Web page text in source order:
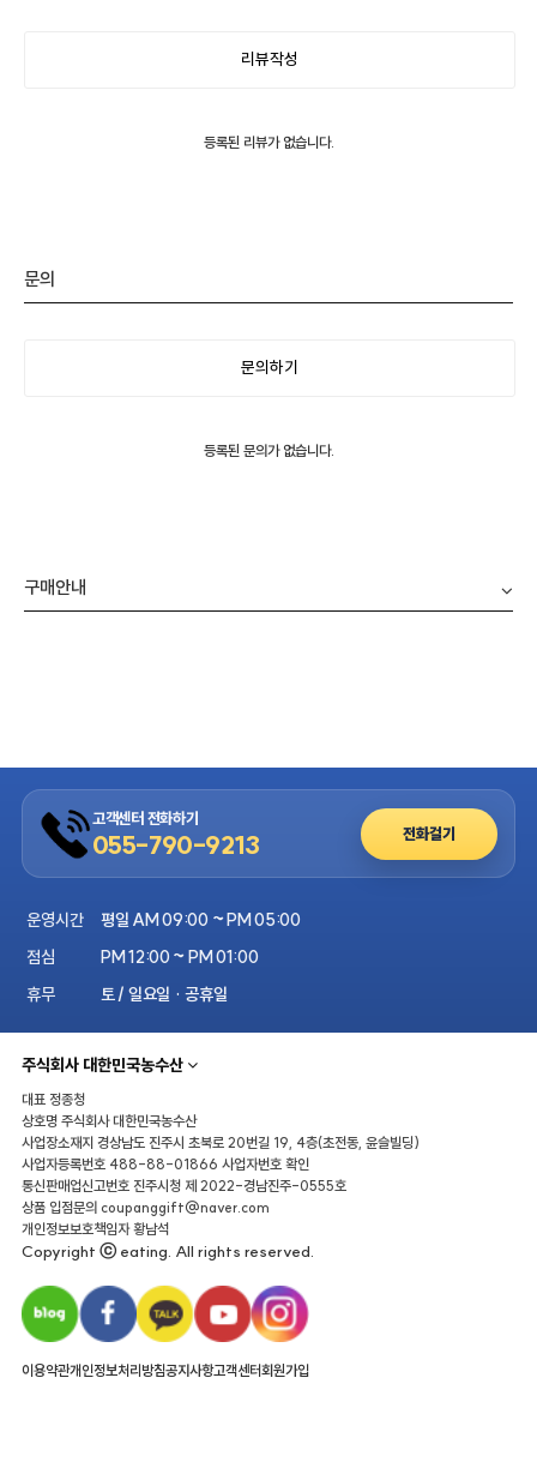
리뷰작성
등록된 리뷰가 없습니다.
문의
문의하기
등록된 문의가 없습니다.
구매안내
고객센터 전화하기
055-790-9213 전화걸기
운영시간
평일 AM 09:00 ~ PM 05:00
점심
PM 12:00 ~ PM 01:00
휴무
토 / 일요일 · 공휴일
주식회사 대한민국농수산
대표 정종청
상호명 주식회사 대한민국농수산
사업장소재지 경상남도 진주시 초북로 20번길 19, 4층(초전동, 윤슬빌딩)
사업자등록번호 488-88-01866 사업자번호 확인
통신판매업신고번호 진주시청 제 2022-경남진주-0555호
상품 입점문의 coupanggift@naver.com
개인정보보호책임자황남석
Copyright ⓒ eating. All rights reserved.
이용약관개인정보처리방침공지사항고객센터회원가입